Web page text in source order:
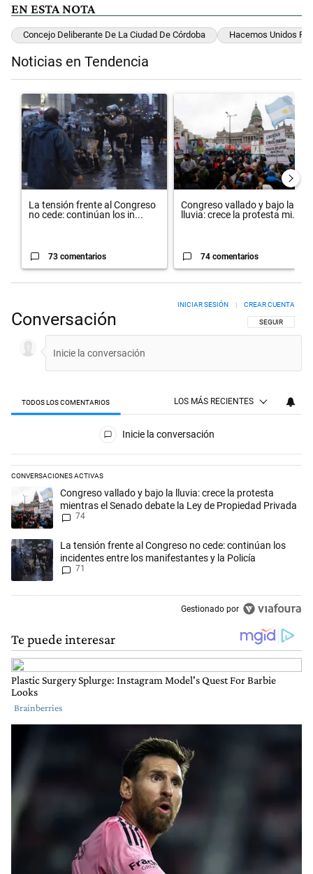
EN ESTA NOTA
Concejo Deliberante De La Ciudad De Córdoba Hacemos Unidos
Noticias en Tendencia
Un artículo de tendencia con el título "La tensión frente al
La tensión frente al Congreso
no cede: continúan los in...
73 comentarios
Un artículo de tendencia con
Congreso vallado y bajo la
lluvia: crece la protesta mi...
74 comentarios
Conversación SIGA ESTA
SEGUIR
INICIAR SESIÓN | CREAR CUENTA
TODOS LOS COMENTARIOS LOS MÁS RECIENTES
Todos los comentarios
Inicie la conversación
CONVERSACIONES ACTIVAS
Un artículo de tendencia con el título "Congreso vallado y bajo la
Congreso vallado y bajo la lluvia: crece la protesta
mientras el Senado debate la Ley de Propiedad Privada
74
Un artículo de tendencia con el título "La tensión frente al Congreso
La tensión frente al Congreso no cede: continúan los
incidentes entre los manifestantes y la Policía
71
Gestionado por